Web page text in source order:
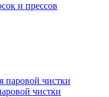
и прессов
чистки